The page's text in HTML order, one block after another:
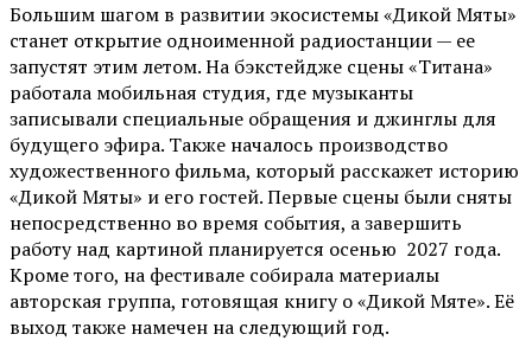
Большим шагом в развитии экосистемы «Дикой Мяты»
станет открытие одноименной радиостанции — ее
запустят этим летом. На бэкстейдже сцены «Титана»
работала мобильная студия, где музыканты
записывали специальные обращения и джинглы для
будущего эфира. Также началось производство
художественного фильма, который расскажет историю
«Дикой Мяты» и его гостей. Первые сцены были сняты
непосредственно во время события, а завершить
работу над картиной планируется осенью 2027 года.
Кроме того, на фестивале собирала материалы
авторская группа, готовящая книгу о «Дикой Мяте». Её
выход также намечен на следующий год.